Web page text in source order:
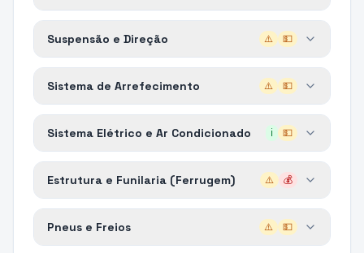
Suspensão e Direção ⚠️ 💵
Sistema de Arrefecimento ⚠️ 💵
Sistema Elétrico e Ar Condicionado ℹ️ 💵
Estrutura e Funilaria (Ferrugem) ⚠️ 💰
Pneus e Freios ⚠️ 💵